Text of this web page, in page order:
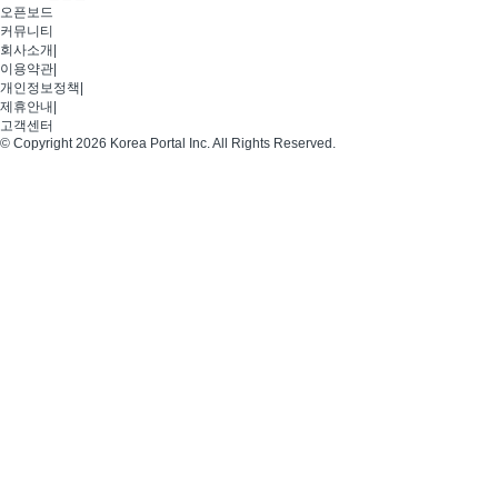
오픈보드
커뮤니티
회사소개
이용약관
개인정보정책
제휴안내
고객센터
© Copyright 2026 Korea Portal Inc. All Rights Reserved.